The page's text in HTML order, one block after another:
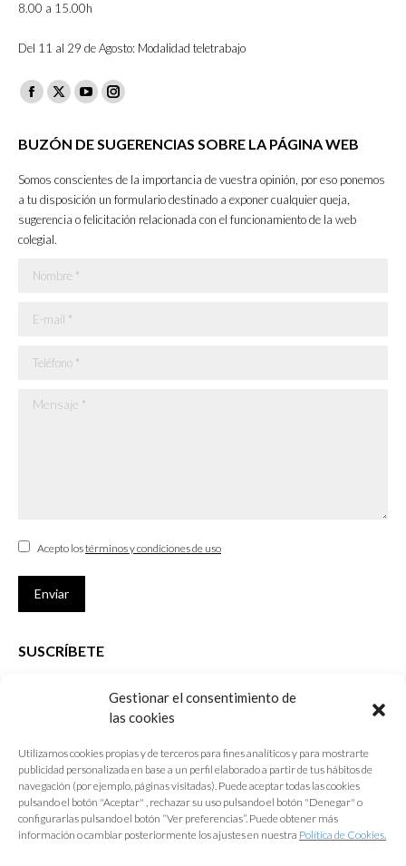
Gestionar el consentimiento de
las cookies
Utilizamos cookies propias y de terceros para fines analíticos y para mostrarte
publicidad personalizada en base a un perfil elaborado a partir de tus hábitos de
navegación (por ejemplo, páginas visitadas). Puede aceptar todas las cookies
pulsando el botón "Aceptar" , rechazar su uso pulsando el botón "Denegar" o
configurarlas pulsando el botón “Ver preferencias”. Puede obtener más
información o cambiar posteriormente los ajustes en nuestra Política de Cookies.
8.00 a 15.00h
Del 11 al 29 de Agosto: Modalidad teletrabajo
Facebook
opens
new
window
X
opens
new
window
YouTube
opens
new
window
Instagram
opens
in
new
window
BUZÓN DE SUGERENCIAS SOBRE LA PÁGINA WEB
Somos conscientes de la importancia de vuestra opinión, por eso ponemos
a tu disposición un formulario destinado a exponer cualquier queja,
sugerencia o felicitación relacionada con el funcionamiento de la web
colegial.
Nombre *
E-mail *
Teléfono *
Mensaje *
Acepto lostérminos y condiciones de uso
Enviar
SUSCRÍBETE
que desarrolla el Colegio de Arquitectos de Cádiz
E-mail *
Acepto lostérminos y condiciones de uso